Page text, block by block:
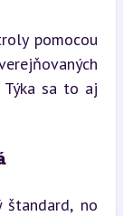
pomocou
Týka sa to aj
štandard, no